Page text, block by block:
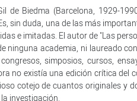
de Biedma (Barcelona, 1929-
sin duda, una de las más
e imitadas. El autor de "Las
ninguna academia, ni laureado
simposios, cursos,
no existía una edición crítica del
cotejo de cuantos originales y
investigación.